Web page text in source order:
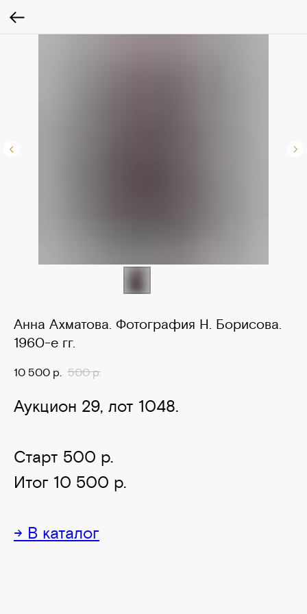
Анна Ахматова. Фотография Н. Борисова.
1960-е гг.
10 500 р. 500 р.
Аукцион 29, лот 1048.
Старт 500 р.
Итог 10 500 р.
→ В каталог